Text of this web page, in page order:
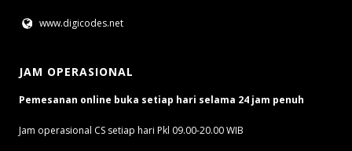
www.digicodes.net
JAM OPERASIONAL
Pemesanan online buka setiap hari selama 24 jam penuh
Jam operasional CS setiap hari Pkl 09.00-20.00 WIB